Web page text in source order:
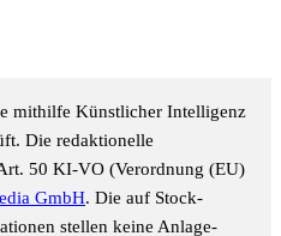
mithilfe Künstlicher Intelligenz
Die redaktionelle
50 KI-VO (Verordnung (EU)
GmbH. Die auf Stock-
stellen keine Anlage-